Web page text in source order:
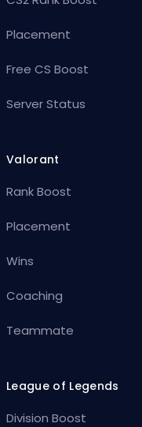
Placement
Free CS Boost
Server Status
Valorant
Rank Boost
Placement
Wins
Coaching
Teammate
League of Legends
Division Boost